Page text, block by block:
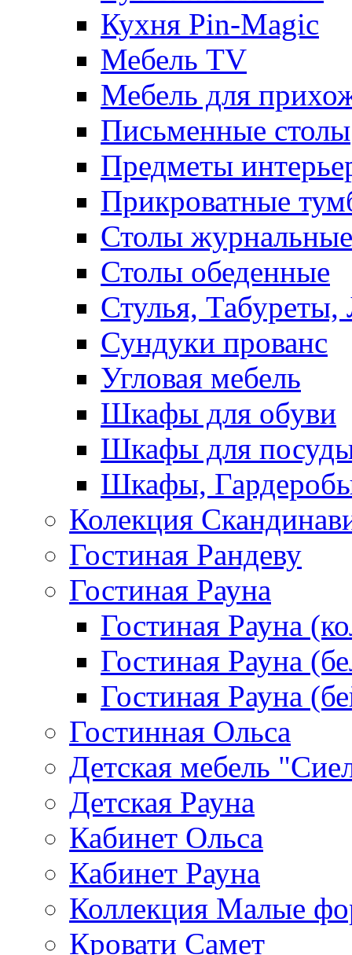
Кухня Pin-Magic
Мебель TV
Мебель для
Письменные столы
Предметы
Прикроватные
Столы журнальные
Столы обеденные
Стулья, Табуреты,
Сундуки прованс
Угловая мебель
Шкафы для обуви
Шкафы для
Шкафы,
Колекция
Гостиная Рандеву
Гостиная Рауна
Гостиная Рауна
Гостиная Рауна
Гостиная Рауна
Гостинная Ольса
Детская мебель
Детская Рауна
Кабинет Ольса
Кабинет Рауна
Коллекция Малые
Кровати Самет